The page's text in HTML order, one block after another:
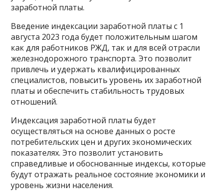
заработной платы.
Введение индексации заработной платы с 1
августа 2023 года будет положительным шагом
как для работников РЖД, так и для всей отрасли
железнодорожного транспорта. Это позволит
привлечь и удержать квалифицированных
специалистов, повысить уровень их заработной
платы и обеспечить стабильность трудовых
отношений.
Индексация заработной платы будет
осуществляться на основе данных о росте
потребительских цен и других экономических
показателях. Это позволит установить
справедливые и обоснованные индексы, которые
будут отражать реальное состояние экономики и
уровень жизни населения.